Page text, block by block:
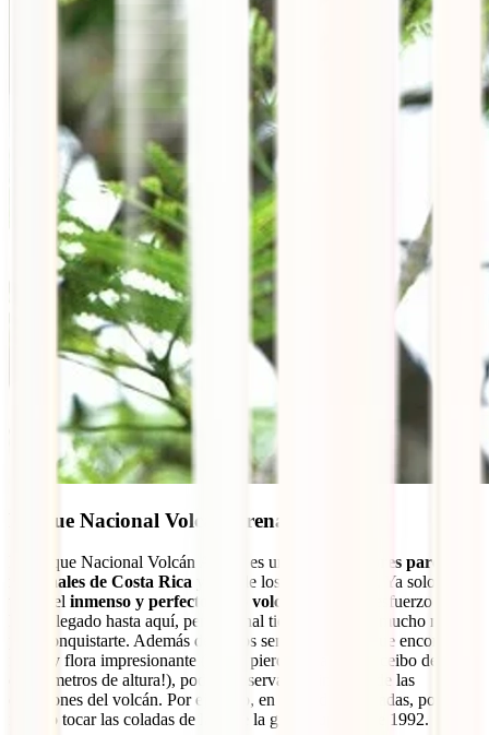
Parque Nacional Volcán Arenal
El Parque Nacional Volcán Arenal es uno de los
mejores parques
nacionales de Costa Rica y uno de los más visitados. Ya solo la
vista del inmenso y perfecto cono volcánico
vale el esfuerzo de
haber llegado hasta aquí, pero Arenal tiene preparado mucho más
para conquistarte. Además de varios senderos en los que encontrarás
fauna y flora impresionante (¡no te pierdas el arbol de ceibo de más
de 50 metros de altura!), podrás observar los indicios de las
erupciones del volcán. Por ejemplo, en el sendero Coladas, podrás
incluso tocar las coladas de lava de la gran erupción de 1992.